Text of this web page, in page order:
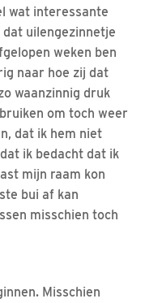
wat interessante
uilengezinnetje
weken ben
naar hoe zij dat
waanzinnig druk
om toch weer
dat ik hem niet
ik bedacht dat ik
mijn raam kon
bui af kan
misschien toch
Misschien